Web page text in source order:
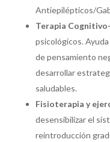
Antiepilépticos/
Terapia
psicológicos.
de pensamiento
desarrollar
saludables.
Fisioterapia y
desensibilizar el
reintroducción